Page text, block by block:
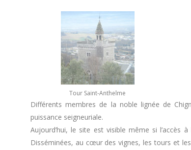
Tour Saint-Anthelme
Différents membres de la noble lignée de
puissance seigneuriale.
Aujourd’hui, le site est visible même si l’accès
Disséminées, au cœur des vignes, les tours et